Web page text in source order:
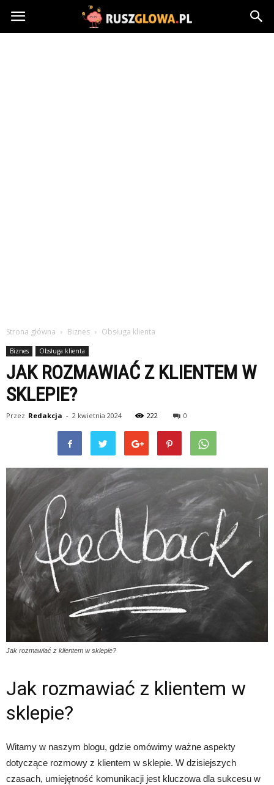
Ruszglowa.pl
Strona główna Biznes Obsługa klienta
Biznes Obsługa klienta
JAK ROZMAWIAĆ Z KLIENTEM W
SKLEPIE?
Przez Redakcja - 2 kwietnia 2024 222 0
Jak rozmawiać z klientem w sklepie?
Jak rozmawiać z klientem w
sklepie?
Witamy w naszym blogu, gdzie omówimy ważne aspekty
dotyczące rozmowy z klientem w sklepie. W dzisiejszych
czasach, umiejętność komunikacji jest kluczowa dla sukcesu w